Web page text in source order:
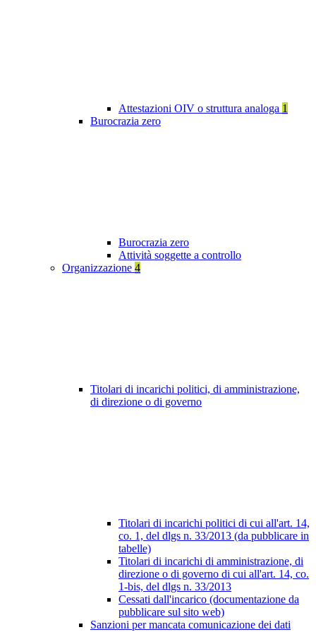
Attestazioni OIV o struttura analoga 1
Burocrazia zero
Burocrazia zero
Attività soggette a controllo
Organizzazione 4
Titolari di incarichi politici, di amministrazione,
di direzione o di governo
Titolari di incarichi politici di cui all'art. 14,
co. 1, del dlgs n. 33/2013 (da pubblicare in
tabelle)
Titolari di incarichi di amministrazione, di
direzione o di governo di cui all'art. 14, co.
1-bis, del dlgs n. 33/2013
Cessati dall'incarico (documentazione da
pubblicare sul sito web)
Sanzioni per mancata comunicazione dei dati